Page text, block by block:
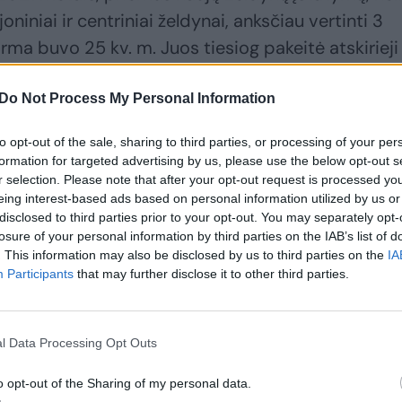
Do Not Process My Personal Information
opt-out of the sale, sharing to third parties, or processing of your
for targeted advertising by us, please use the below opt-out
selection. Please note that after your opt-out request is processed
interest-based ads based on personal information utilized by us
to third parties prior to your opt-out. You may separately
of your personal information by third parties on the IAB’s list of
This information may also be disclosed by us to third parties on the
Participants that may further disclose it to other third parties.
Data Processing Opt Outs
opt-out of the Sharing of my personal data.
ir centriniai želdynai, anksčiau vertinti 3
buvo 25 kv. m. Juos tiesiog pakeitė atskirieji
želdynai (tai, kas auga sklype, kieme, prie
želdynai, tai pagal naująją tvarką daroma
nuo kvartalo ribos.
teritorija sudarė beveik 3 tūkst. hektarų,
300 hektarų, teritorijoje, tad, jo žodžiais,
3 tūkst. hektarų, arba 12 kv. m – 300 hektarų.
spinduliu? „Idėja ta, kad, mokslininkų teigimu,
kurias įmanoma pasiekti pėsčiomis – čia
O kad matavimas būtų paprastesnis –